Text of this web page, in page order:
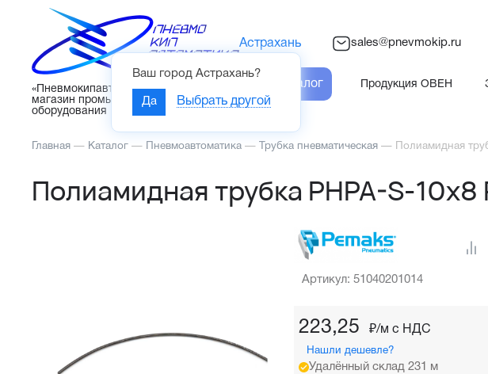
«Пневмокипавтоматика» – интернет-
магазин промышленного
оборудования
Астрахань
Ваш город Астрахань?
Да Выбрать другой
sales@pnevmokip.ru
Каталог Продукция ОВЕН
Главная — Каталог — Пневмоавтоматика — Трубка пневматическая — Полиамидная
Полиамидная трубка PHPA-S-10x8
Артикул: 51040201014
223,25 ₽/м c НДС
Нашли дешевле?
Удалённый склад 231 м